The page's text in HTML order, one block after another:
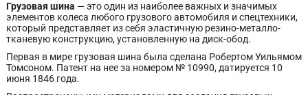
Грузовая шина — это один из наиболее важных и значимых
элементов колеса любого грузового автомобиля и спецтехники,
который представляет из себя эластичную резино-металло-
тканевую конструкцию, установленную на диск-обод.
Первая в мире грузовая шина была сделана Робертом Уильямом
Томсоном. Патент на нее за номером № 10990, датируется 10
июня 1846 года.